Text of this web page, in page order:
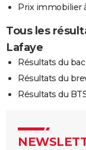
Prix immobilier
Tous les
Lafaye
Résultats du
Résultats du
Résultats du